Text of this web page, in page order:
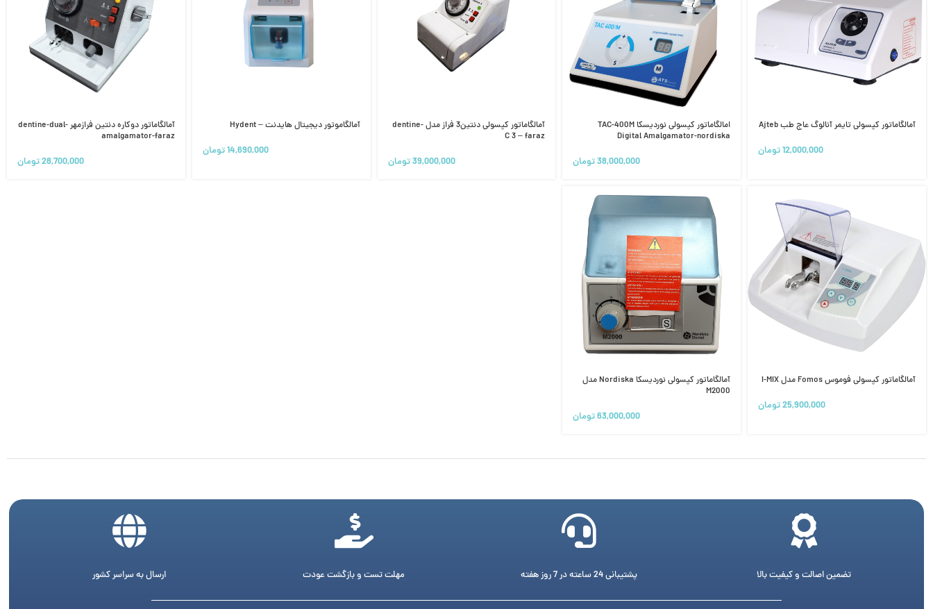
آمالگاماتور کپسولی تایمر آنالوگ عاج طب Ajteb
12,000,000تومان
امالگاماتور کپسولی نوردیسکا TAC-400M
Digital Amalgamator-nordiska
38,000,000تومان
آمالگاماتور کپسولی دنتین3 فراز مدل dentine-
C 3 – faraz
39,000,000تومان
آمالگاموتور دیجیتال هایدنت – Hydent
14,690,000تومان
آمالگاماتور دوکاره دنتین فرازمهر dentine-dual-
amalgamator-faraz
28,700,000تومان
آمالگاماتور کپسولی فوموس Fomos مدل I-MIX
25,900,000تومان
آمالگاماتور کپسولی نوردیسکا Nordiska مدل
M2000
63,000,000تومان
تضمین اصالت و کیفیت بالا پشتیبانی 24 ساعته در 7 روز هفته مهلت تست و بازگشت عودت ارسال به سراسر کشور